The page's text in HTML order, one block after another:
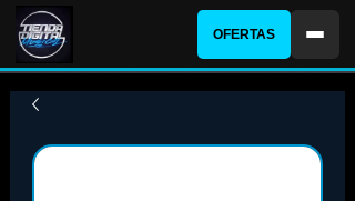
OFERTAS